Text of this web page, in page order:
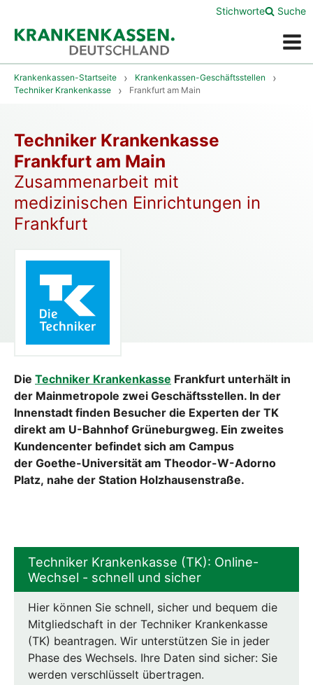
Menü
Stichworte Suche
Krankenkassen-Startseite
Krankenkassen-Geschäftsstellen
Techniker Krankenkasse
Frankfurt am Main
Techniker Krankenkasse
Frankfurt am Main
Zusammenarbeit mit
medizinischen Einrichtungen in
Frankfurt
Die Techniker Krankenkasse Frankfurt unterhält in
der Mainmetropole zwei Geschäftsstellen. In der
Innenstadt finden Besucher die Experten der TK
direkt am U-Bahnhof Grüneburgweg. Ein zweites
Kundencenter befindet sich am Campus
der Goethe-Universität am Theodor-W-Adorno
Platz, nahe der Station Holzhausenstraße.
Techniker Krankenkasse (TK): Online-
Wechsel - schnell und sicher
Hier können Sie schnell, sicher und bequem die
Mitgliedschaft in der Techniker Krankenkasse
(TK) beantragen. Wir unterstützen Sie in jeder
Phase des Wechsels. Ihre Daten sind sicher: Sie
werden verschlüsselt übertragen.